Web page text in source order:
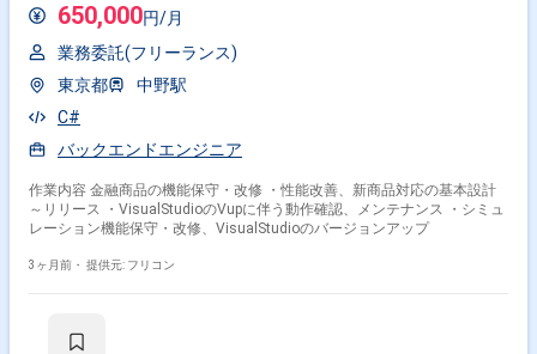
650,000円/月
業務委託(フリーランス)
東京都
中野駅
C#
バックエンドエンジニア
作業内容 金融商品の機能保守・改修 ・性能改善、新商品対応の基本設計
～リリース ・VisualStudioのVupに伴う動作確認、メンテナンス ・シミュ
レーション機能保守・改修、VisualStudioのバージョンアップ
3ヶ月前・ 提供元: フリコン
掛け合わせ条件で絞り込む
職種で絞り込む
C# × サーバーサイドエンジニア
C# × アプリケーションエンジニア
業界で絞り込む
C# × 物流
C# × 証券
特徴で絞り込む